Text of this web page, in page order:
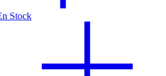
Stock